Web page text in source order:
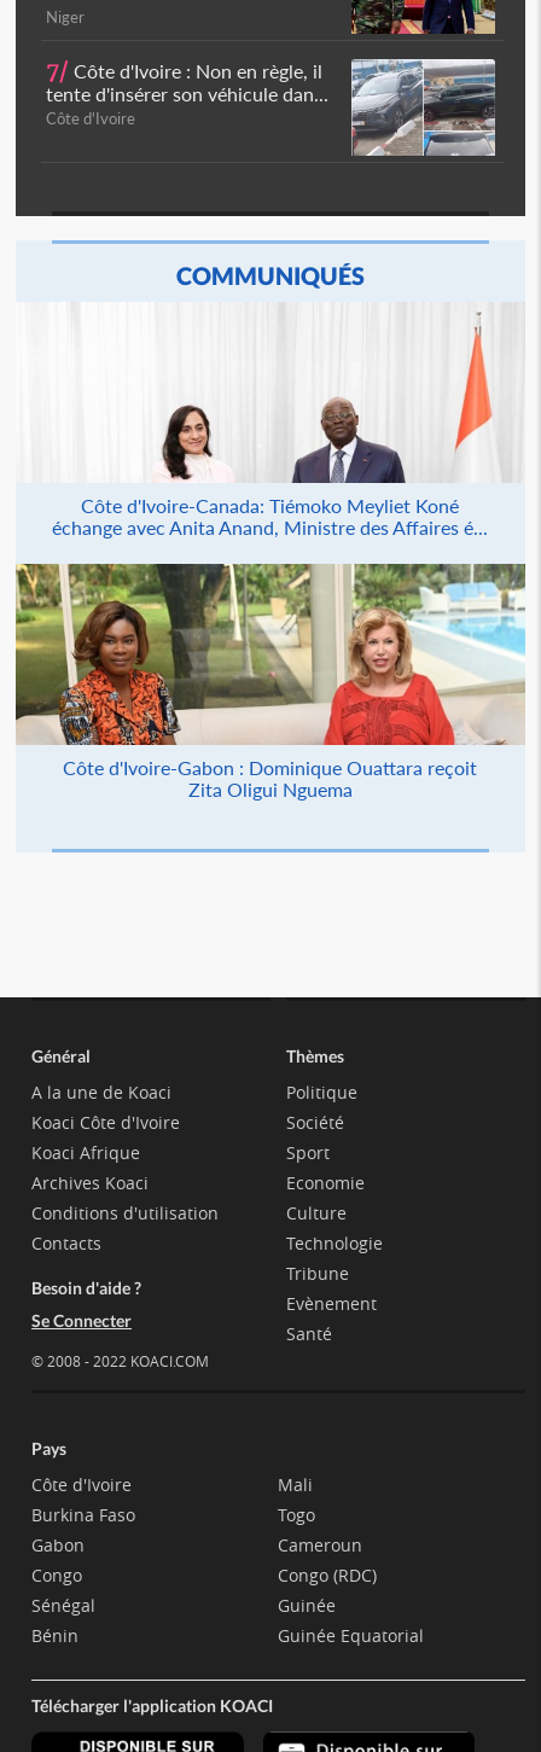
Niger
7/ Côte d'Ivoire : Non en règle, il
tente d'insérer son véhicule dan...
Côte d'Ivoire
COMMUNIQUÉS
Côte d'Ivoire-Canada: Tiémoko Meyliet Koné
échange avec Anita Anand, Ministre des Affaires é...
Côte d'Ivoire-Gabon : Dominique Ouattara reçoit
Zita Oligui Nguema
Général
A la une de Koaci
Koaci Côte d'Ivoire
Koaci Afrique
Archives Koaci
Conditions d'utilisation
Contacts
Besoin d'aide ?
Se Connecter
© 2008 - 2022 KOACI.COM
Thèmes
Politique
Société
Sport
Economie
Culture
Technologie
Tribune
Evènement
Santé
Pays
Côte d'Ivoire
Burkina Faso
Gabon
Congo
Sénégal
Bénin
Mali
Togo
Cameroun
Congo (RDC)
Guinée
Guinée Equatorial
Télécharger l'application KOACI